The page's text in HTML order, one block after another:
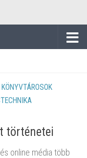
KÖNYVTÁROSOK
történetei
online média több